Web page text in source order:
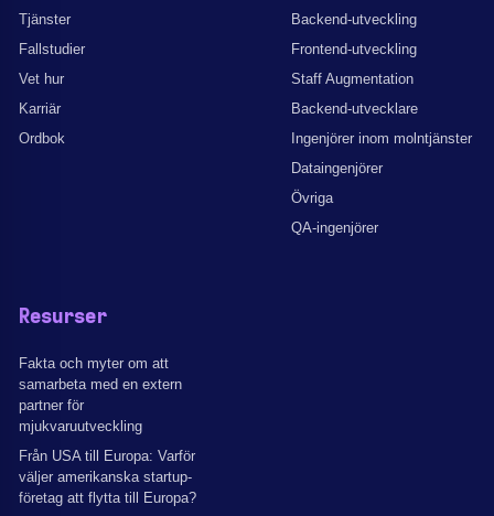
Tjänster
Fallstudier
Vet hur
Karriär
Ordbok
Backend-utveckling
Frontend-utveckling
Staff Augmentation
Backend-utvecklare
Ingenjörer inom molntjänster
Dataingenjörer
Övriga
QA-ingenjörer
Resurser
Fakta och myter om att
samarbeta med en extern
partner för
mjukvaruutveckling
Från USA till Europa: Varför
väljer amerikanska startup-
företag att flytta till Europa?